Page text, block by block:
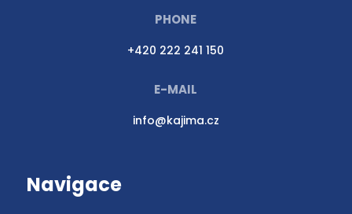
PHONE
+420 222 241 150
E-MAIL
info@kajima.cz
Navigace